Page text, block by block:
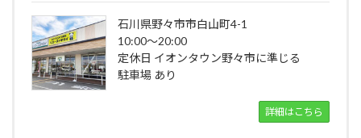
石川県野々市市白山町4-1
10:00～20:00
定休日 イオンタウン野々市に準じる
駐車場 あり
詳細はこちら